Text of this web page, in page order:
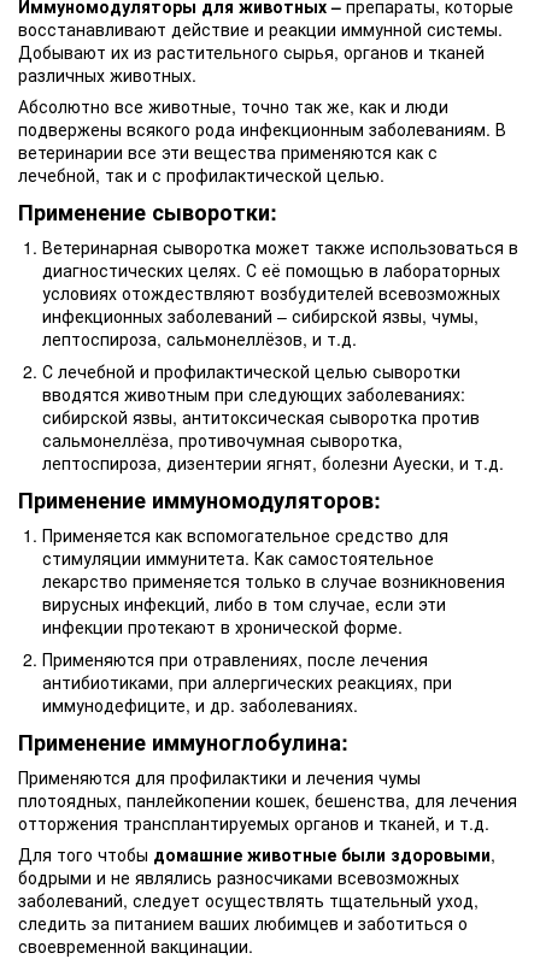
Иммуномодуляторы для животных– препараты, которые
восстанавливают действие и реакции иммунной системы.
Добывают их из растительного сырья, органов и тканей
различных животных.
Абсолютно все животные, точно так же, как и люди
подвержены всякого рода инфекционным заболеваниям. В
ветеринарии все эти вещества применяются как с
лечебной, так и с профилактической целью.
Применение сыворотки:
Ветеринарная сыворотка может также использоваться в
диагностических целях. С её помощью в лабораторных
условиях отождествляют возбудителей всевозможных
инфекционных заболеваний – сибирской язвы, чумы,
лептоспироза, сальмонеллёзов, и т.д.
С лечебной и профилактической целью сыворотки
вводятся животным при следующих заболеваниях:
сибирской язвы, антитоксическая сыворотка против
сальмонеллёза, противочумная сыворотка,
лептоспироза, дизентерии ягнят, болезни Ауески, и т.д.
Применение иммуномодуляторов:
Применяется как вспомогательное средство для
стимуляции иммунитета. Как самостоятельное
лекарство применяется только в случае возникновения
вирусных инфекций, либо в том случае, если эти
инфекции протекают в хронической форме.
Применяются при отравлениях, после лечения
антибиотиками, при аллергических реакциях, при
иммунодефиците, и др. заболеваниях.
Применение иммуноглобулина:
Применяются для профилактики и лечения чумы
плотоядных, панлейкопении кошек, бешенства, для лечения
отторжения трансплантируемых органов и тканей, и т.д.
Для того чтобы домашние животные были здоровыми,
бодрыми и не являлись разносчиками всевозможных
заболеваний, следует осуществлять тщательный уход,
следить за питанием ваших любимцев и заботиться о
своевременной вакцинации.